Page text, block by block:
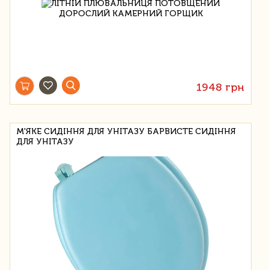
1948 грн
М'ЯКЕ СИДІННЯ ДЛЯ УНІТАЗУ БАРВИСТЕ СИДІННЯ
ДЛЯ УНІТАЗУ